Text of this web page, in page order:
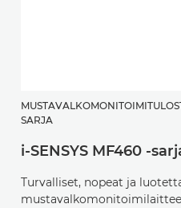
SARJA
i-SENSYS MF460 -
Turvalliset, nopeat ja